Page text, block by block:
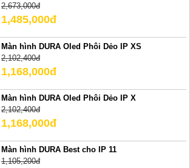
2,673,000đ
1,485,000đ
Màn hình DURA Oled Phôi Dẻo IP XS
2,102,400đ
1,168,000đ
Màn hình DURA Oled Phôi Dẻo IP X
2,102,400đ
1,168,000đ
Màn hình DURA Best cho IP 11
1,105,200đ